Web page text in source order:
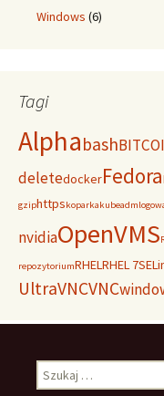
Windows (6)
Tagi
Alphabash
deletedockerFedora
gziphttpskoparkakubeadm
nvidiaOpenVMS
repozytoriumRHELRHEL 7
UltraVNCVNC
Szukaj: